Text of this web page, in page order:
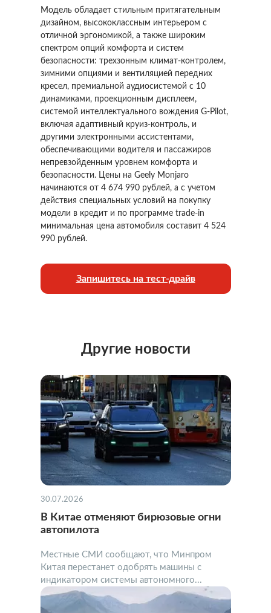
Модель обладает стильным притягательным
дизайном, высококлассным интерьером с
отличной эргономикой, а также широким
спектром опций комфорта и систем
безопасности: трехзонным климат-контролем,
зимними опциями и вентиляцией передних
кресел, премиальной аудиосистемой с 10
динамиками, проекционным дисплеем,
системой интеллектуального вождения G-Pilot,
включая адаптивный круиз-контроль, и
другими электронными ассистентами,
обеспечивающими водителя и пассажиров
непревзойденным уровнем комфорта и
безопасности. Цены на Geely Monjaro
начинаются от 4 674 990 рублей, а с учетом
действия специальных условий на покупку
модели в кредит и по программе trade-in
минимальная цена автомобиля составит 4 524
990 рублей.
Запишитесь на тест-драйв
Другие новости
30.07.2026
В Китае отменяют бирюзовые огни
автопилота
Местные СМИ сообщают, что Минпром
Китая перестанет одобрять машины с
индикатором системы автономного...